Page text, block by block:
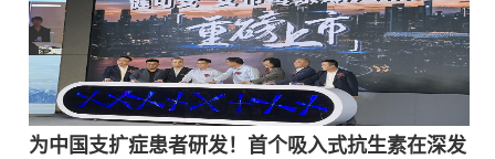
为中国支扩症患者研发！首个吸入式抗生素在深发